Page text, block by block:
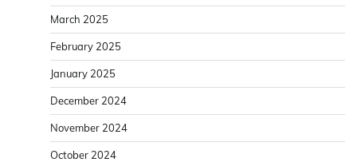
March 2025
February 2025
January 2025
December 2024
November 2024
October 2024